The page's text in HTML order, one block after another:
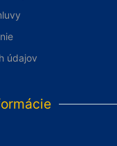
údajov